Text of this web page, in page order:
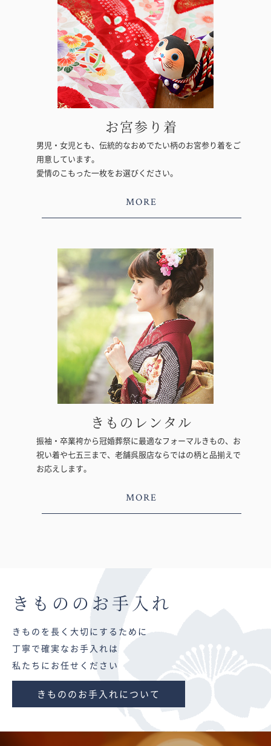
お宮参り着
男児・女児とも、伝統的なおめでたい柄のお宮参り着をご
用意しています。
愛情のこもった一枚をお選びください。
MORE
きものレンタル
振袖・卒業袴から冠婚葬祭に最適なフォーマルきもの、お
祝い着や七五三まで、老舗呉服店ならではの柄と品揃えで
お応えします。
MORE
きものの お手入れ
きものを長く大切にするために
丁寧で確実なお手入れは
私たちにお任せください
きもののお手入れについて